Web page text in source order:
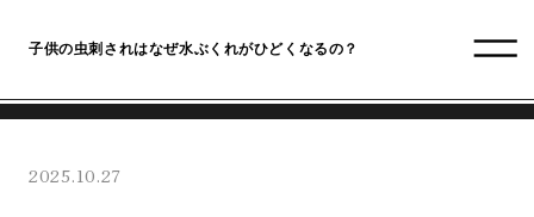
子供の虫刺されはなぜ水ぶくれがひどくなるの？
2025.10.27